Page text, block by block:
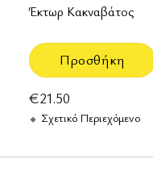
Έκτωρ Κακναβάτος
Προσθήκη
€21.50
Σχετικό Περιεχόμενο